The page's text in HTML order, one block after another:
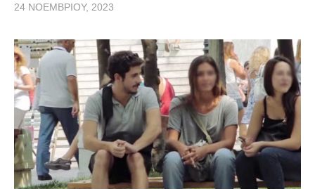
24 ΝΟΕΜΒΡΊΟΥ, 2023